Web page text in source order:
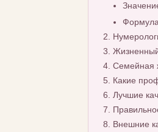
Семейная
Какие
Лучшие
Внешние